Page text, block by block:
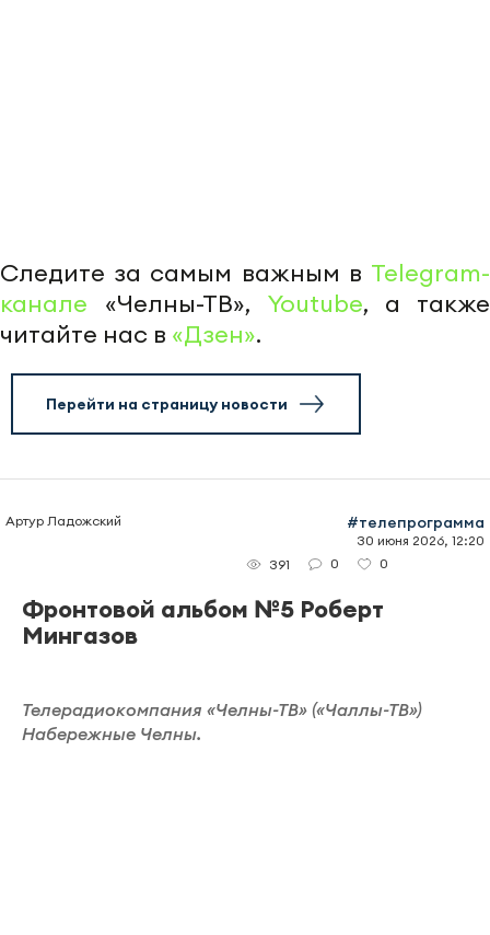
Следите за самым важным в Telegram-
канале «Челны-ТВ», Youtube, а также
читайте нас в «Дзен».
Перейти на страницу новости
Артур Ладожский #телепрограмма
30 июня 2026, 12:20
391
0 0
Фронтовой альбом №5 Роберт
Мингазов
Телерадиокомпания «Челны-ТВ» («Чаллы-ТВ»)
Набережные Челны.